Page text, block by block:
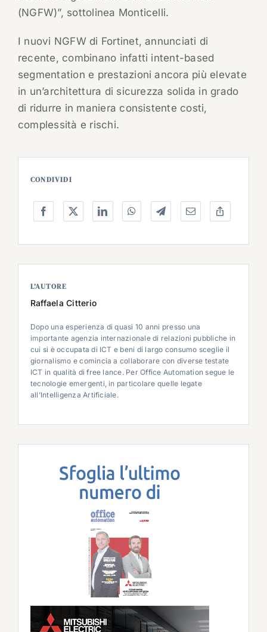
(NGFW)”, sottolinea Monticelli.
I nuovi NGFW di Fortinet, annunciati di
recente, combinano infatti intent-based
segmentation e prestazioni ancora più elevate
in un’architettura di sicurezza solida in grado
di ridurre in maniera consistente costi,
complessità e rischi.
CONDIVIDI
L’AUTORE
Raffaela Citterio
Dopo una esperienza di quasi 10 anni presso una
importante agenzia internazionale di relazioni pubbliche in
cui si è occupata di ICT e beni di largo consumo sceglie il
giornalismo e comincia a collaborare con diverse testate
ICT in qualità di free lance. Per Office Automation segue le
tecnologie emergenti, in particolare quelle legate
all’Intelligenza Artificiale.